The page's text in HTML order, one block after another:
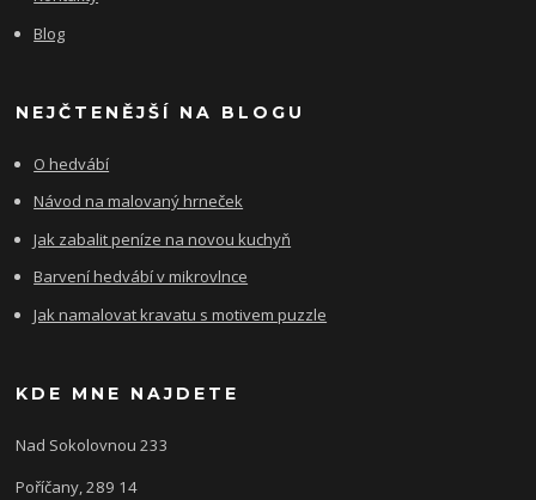
Blog
NEJČTENĚJŠÍ NA BLOGU
O hedvábí
Návod na malovaný hrneček
Jak zabalit peníze na novou kuchyň
Barvení hedvábí v mikrovlnce
Jak namalovat kravatu s motivem puzzle
KDE MNE NAJDETE
Nad Sokolovnou 233
Poříčany, 289 14